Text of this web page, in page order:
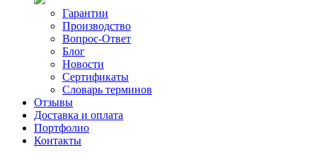
Гарантии
Производство
Вопрос-Ответ
Блог
Новости
Сертификаты
Словарь терминов
Отзывы
Доставка и оплата
Портфолио
Контакты